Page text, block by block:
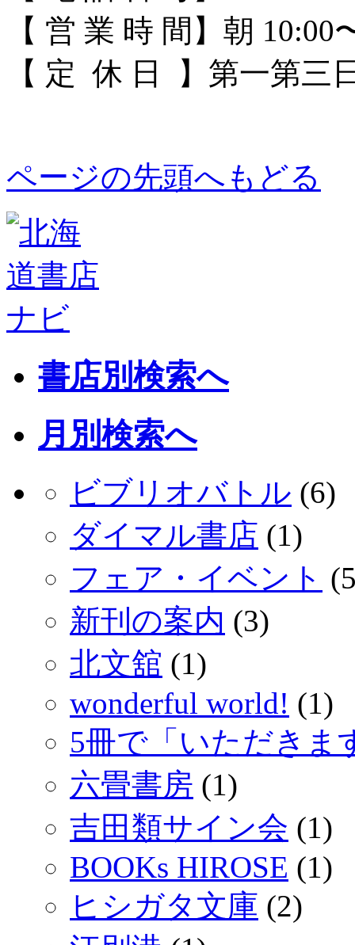
【 営 業 時 間】朝 10:00
【 定 休 日 】第一第三
ページの先頭へもどる
書店別検索へ
月別検索へ
ビブリオバトル (6)
ダイマル書店 (1)
フェア・イベント
新刊の案内 (3)
北文舘 (1)
wonderful world! (1)
5冊で「いただきま
六畳書房 (1)
吉田類サイン会 (1)
BOOKs HIROSE (1)
ヒシガタ文庫 (2)